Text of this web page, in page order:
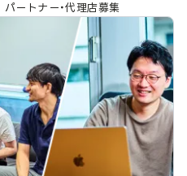
パートナー・代理店募集